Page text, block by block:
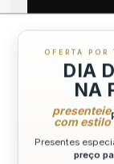
Mais
OFERTA
DIA
NA
presenteie
com estilo
Presentes
preço